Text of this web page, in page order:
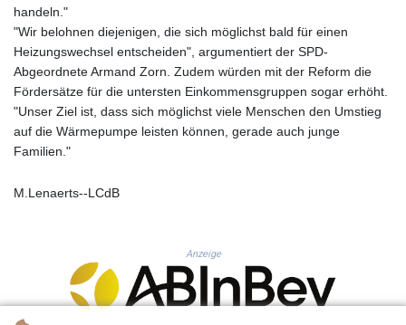
KZT 540.233287
LAK 26025.676609
LBP
103223.017367
LKR 386.635196
LRD 208.057415
MDL 20.044751
MGA 4918.938878
MKD 61.524236
MMK 2427.596601
handeln."
"Wir belohnen diejenigen, die sich möglichst bald für einen
Heizungswechsel entscheiden", argumentiert der SPD-
Abgeordnete Armand Zorn. Zudem würden mit der Reform die
Fördersätze für die untersten Einkommensgruppen sogar erhöht.
"Unser Ziel ist, dass sich möglichst viele Menschen den Umstieg
auf die Wärmepumpe leisten können, gerade auch junge
Familien."
M.Lenaerts--LCdB
Anzeige